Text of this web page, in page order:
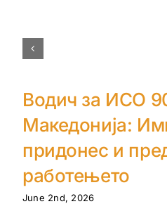
Водич за ИСО
Македонија:
придонес и
работењето
June 2nd, 2026